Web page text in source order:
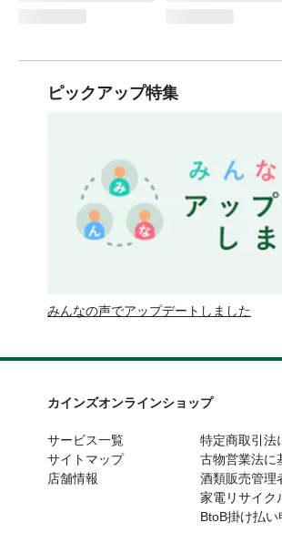
ピックアップ特集
みんなの声でアップデートしました
カインズオンラインショップ
サービス一覧
サイトマップ
店舗情報
特定商取引法
古物営業法に
酒類販売管理
家電リサイク
BtoB掛け払い